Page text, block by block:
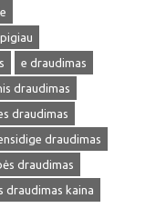
e draudimas
draudimas
draudimas
draudimas
draudimas
draudimas kaina